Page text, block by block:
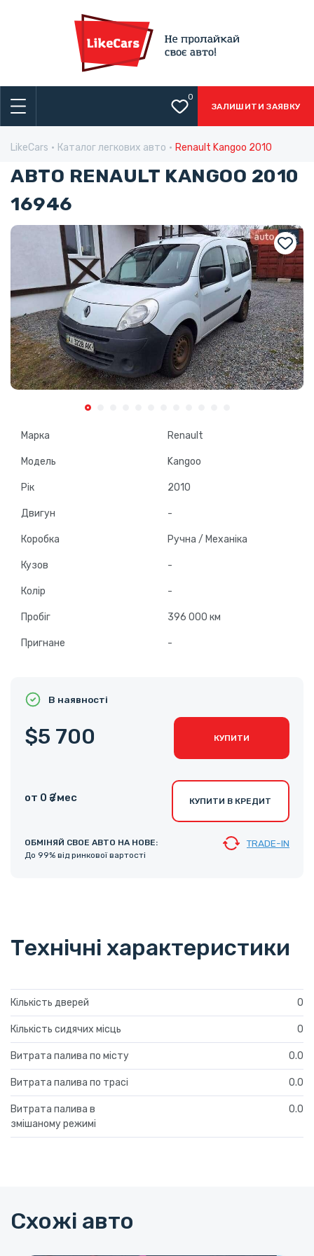
0
ЗАЛИШИТИ ЗАЯВКУ
LikeCars Каталог легкових авто Renault Kangoo 2010
АВТО RENAULT KANGOO 2010
16946
Марка Renault
Модель Kangoo
Рік 2010
Двигун -
Коробка Ручна / Механіка
Кузов -
Колір -
Пробіг 396 000 км
Пригнане -
В наявності
$5 700 КУПИТИ
от 0 ₴ /мес КУПИТИ В КРЕДИТ
ОБМІНЯЙ СВОЕ АВТО НА НОВЕ:
До 99% від ринкової вартості
TRADE-IN
Технічні характеристики
Кількість дверей 0
Кількість сидячих місць 0
Витрата палива по місту 0.0
Витрата палива по трасі 0.0
Витрата палива в
змішаному режимі
0.0
Схожі авто